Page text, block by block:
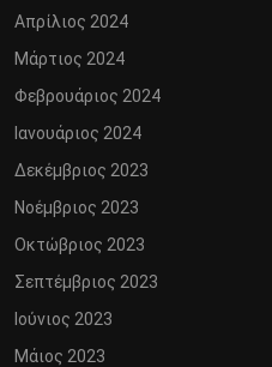
Απρίλιος 2024
Μάρτιος 2024
Φεβρουάριος 2024
Ιανουάριος 2024
Δεκέμβριος 2023
Νοέμβριος 2023
Οκτώβριος 2023
Σεπτέμβριος 2023
Ιούνιος 2023
Μάιος 2023